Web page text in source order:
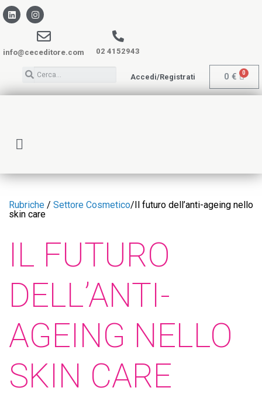
info@ceceditore.com 02 4152943
Accedi/Registrati 0 €
Rubriche / Settore Cosmetico/Il futuro dell’anti-ageing nello
skin care
IL FUTURO
DELL’ANTI-
AGEING NELLO
SKIN CARE